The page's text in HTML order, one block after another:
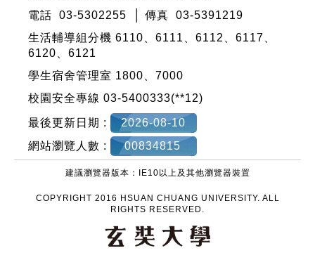
電話 03-5302255 │ 傳真 03-5391219
生活輔導組分機 6110、6111、6112、6117、
6120、6121
學生宿舍管理室 1800、7000
校園安全專線 03-5400333(**12)
最後更新日期 :
2026-08-10
網站瀏覽人數 :
00834815
建議瀏覽器版本：IE10以上及其他瀏覽器裝置
COPYRIGHT 2016 HSUAN CHUANG UNIVERSITY. ALL
RIGHTS RESERVED.